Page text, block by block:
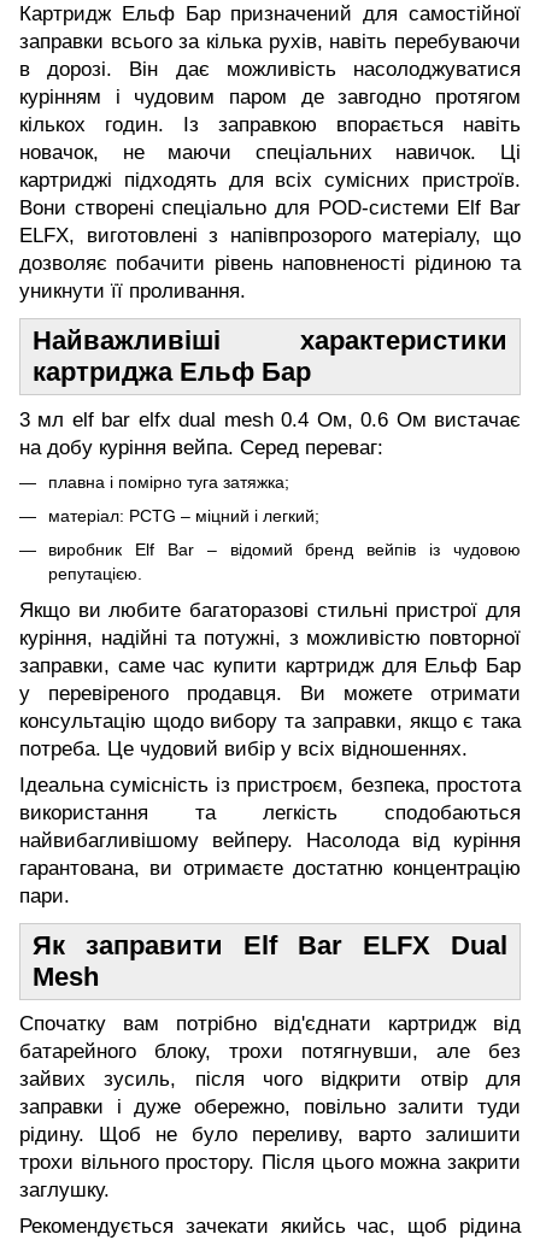
Картридж Ельф Бар призначений для самостійної
заправки всього за кілька рухів, навіть перебуваючи
в дорозі. Він дає можливість насолоджуватися
курінням і чудовим паром де завгодно протягом
кількох годин. Із заправкою впорається навіть
новачок, не маючи спеціальних навичок. Ці
картриджі підходять для всіх сумісних пристроїв.
Вони створені спеціально для POD-системи Elf Bar
ELFX, виготовлені з напівпрозорого матеріалу, що
дозволяє побачити рівень наповненості рідиною та
уникнути її проливання.
Найважливіші характеристики
картриджа Ельф Бар
3 мл elf bar elfx dual mesh 0.4 Ом, 0.6 Ом вистачає
на добу куріння вейпа. Серед переваг:
плавна і помірно туга затяжка;
матеріал: PCTG – міцний і легкий;
виробник Elf Bar – відомий бренд вейпів із чудовою
репутацією.
Якщо ви любите багаторазові стильні пристрої для
куріння, надійні та потужні, з можливістю повторної
заправки, саме час купити картридж для Ельф Бар
у перевіреного продавця. Ви можете отримати
консультацію щодо вибору та заправки, якщо є така
потреба. Це чудовий вибір у всіх відношеннях.
Ідеальна сумісність із пристроєм, безпека, простота
використання та легкість сподобаються
найвибагливішому вейперу. Насолода від куріння
гарантована, ви отримаєте достатню концентрацію
пари.
Як заправити Elf Bar ELFX Dual
Mesh
Спочатку вам потрібно від'єднати картридж від
батарейного блоку, трохи потягнувши, але без
зайвих зусиль, після чого відкрити отвір для
заправки і дуже обережно, повільно залити туди
рідину. Щоб не було переливу, варто залишити
трохи вільного простору. Після цього можна закрити
заглушку.
Рекомендується зачекати якийсь час, щоб рідина